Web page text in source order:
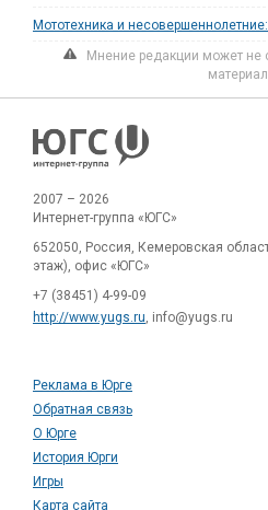
Мототехника и
Мнение редакции может не
2007 – 2026
Интернет-группа «ЮГС»
652050, Россия, Кемеровская
этаж), офис «ЮГС»
+7 (38451) 4-99-09
http://www.yugs.ru , info@yugs.ru
Реклама в Юрге
Обратная связь
О Юрге
История Юрги
Игры
Карта сайта